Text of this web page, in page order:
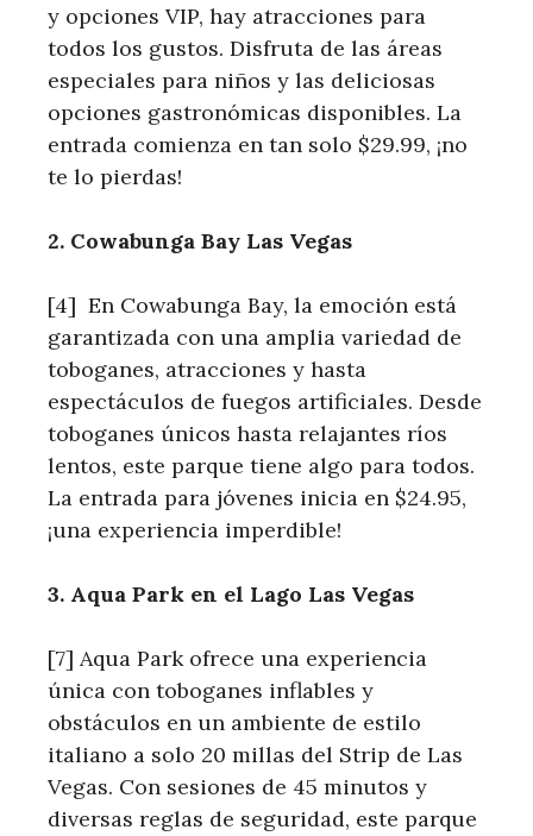
y‍ opciones VIP, hay​ atracciones para
todos los gustos. Disfruta de las áreas
especiales para niños y las deliciosas
opciones gastronómicas disponibles. La ​
entrada comienza en ⁣tan solo‌ $29.99, ¡no
te lo pierdas!
2. Cowabunga Bay Las Vegas
[4] ​ En Cowabunga ⁣Bay, la emoción está
garantizada con una amplia variedad‍ de
toboganes, atracciones y hasta
espectáculos de fuegos artificiales. Desde
toboganes únicos hasta relajantes ríos
lentos, este ‍parque tiene⁣ algo para todos.
‍La entrada para jóvenes inicia en $24.95,
¡una experiencia imperdible!
3. Aqua Park en el Lago Las Vegas
[7] ⁤Aqua ⁤Park ofrece una experiencia
única con toboganes inflables y
obstáculos en un ambiente de estilo
italiano ⁣a​ solo 20 millas ⁣del Strip de Las
Vegas.⁢ Con sesiones de 45 minutos y
diversas reglas‌ de ⁣seguridad, este‌ parque